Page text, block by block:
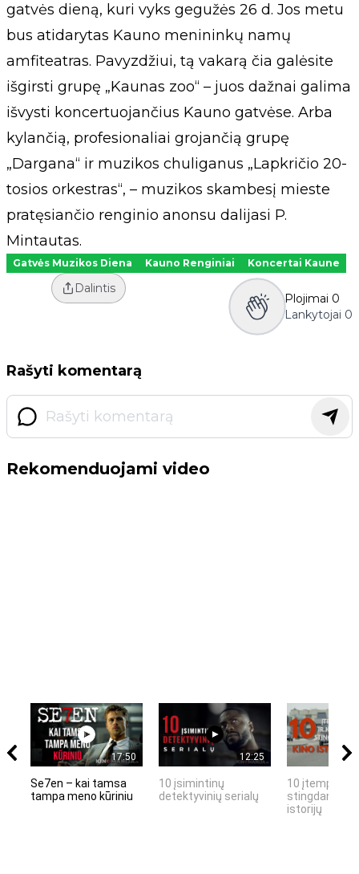
gatvės dieną, kuri vyks gegužės 26 d. Jos metu
bus atidarytas Kauno menininkų namų
amfiteatras. Pavyzdžiui, tą vakarą čia galėsite
išgirsti grupę „Kaunas zoo“ – juos dažnai galima
išvysti koncertuojančius Kauno gatvėse. Arba
kylančią, profesionaliai grojančią grupę
„Dargana“ ir muzikos chuliganus „Lapkričio 20-
tosios orkestras“, – muzikos skambesį mieste
pratęsiančio renginio anonsu dalijasi P.
Mintautas.
Gatvės Muzikos Diena Kauno Renginiai Koncertai Kaune
Dalintis
Plojimai 0
Lankytojai 0
Rašyti komentarą
Rekomenduojami video
17:50
Se7en – kai tamsa
tampa meno kūriniu
12:25
10 įsimintinų
detektyvinių serialų
10 įtemptų,
stingdančių
istorijų